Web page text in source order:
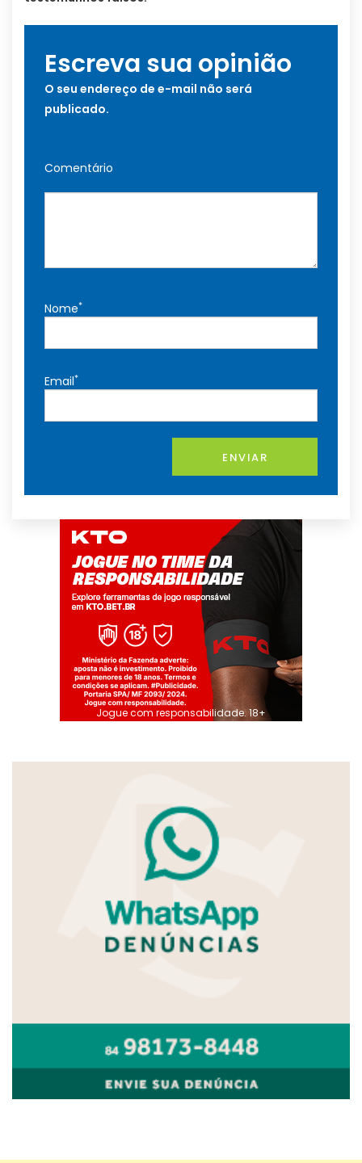
Escreva sua opinião
O seu endereço de e-mail não será
publicado.
Comentário
Nome*
Email*
ENVIAR
Jogue com responsabilidade. 18+